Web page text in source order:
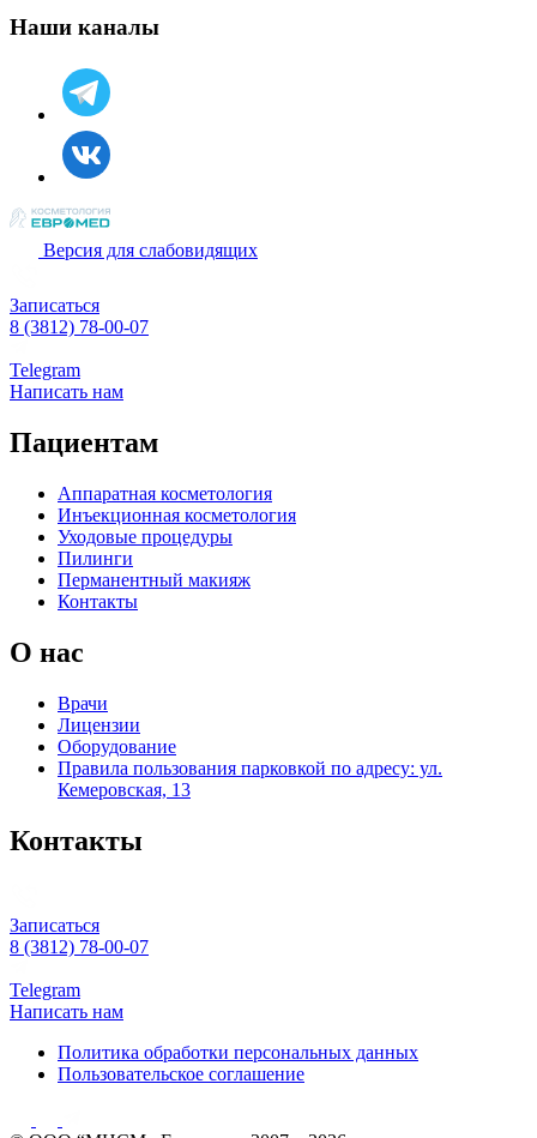
Наши каналы
Версия для слабовидящих
Записаться
8 (3812) 78-00-07
Telegram
Написать нам
Пациентам
Аппаратная косметология
Инъекционная косметология
Уходовые процедуры
Пилинги
Перманентный макияж
Контакты
О нас
Врачи
Лицензии
Оборудование
Правила пользования парковкой по адресу: ул.
Кемеровская, 13
Контакты
Записаться
8 (3812) 78-00-07
Telegram
Написать нам
Политика обработки персональных данных
Пользовательское соглашение